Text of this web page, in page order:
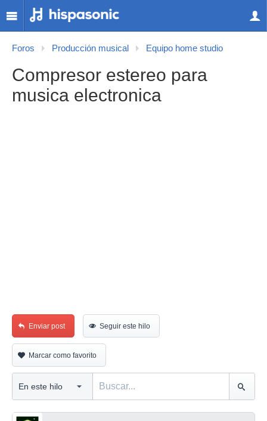
Foros Producción musical Equipo home studio
Compresor estereo para
musica electronica
Enviar post Seguir este hilo
Marcar como favorito